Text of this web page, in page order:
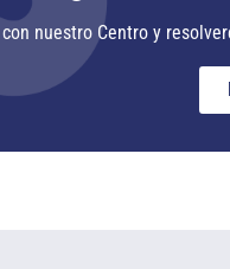
nuestro Centro y